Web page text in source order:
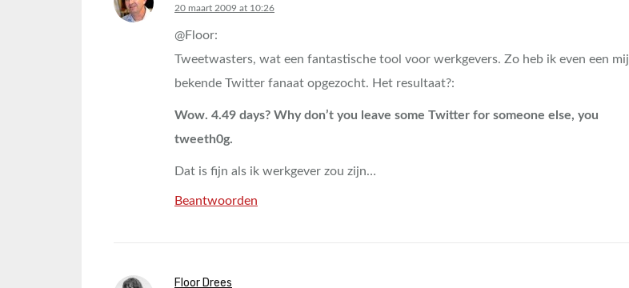
says:
20 maart 2009 at 10:26
@Floor:
Tweetwasters, wat een fantastische tool voor werkgevers. Zo heb ik even een mij
bekende Twitter fanaat opgezocht. Het resultaat?:
Wow. 4.49 days? Why don’t you leave some Twitter for someone else, you
tweeth0g.
Dat is fijn als ik werkgever zou zijn…
Beantwoorden
Floor Drees